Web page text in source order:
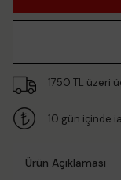
1750 TL üzeri
10 gün içinde
Ürün Açıklaması